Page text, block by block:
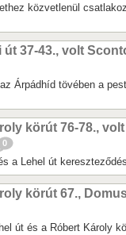
közvetlenül
út 37-43., volt
Árpádhíd tövében a
körút 76-78., volt
0
a Lehel út
körút 67.,
út és a Róbert Károly